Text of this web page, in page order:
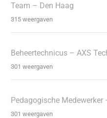
Team – Den Haag
315 weergaven
Beheertechnicus – AXS
301 weergaven
Pedagogische
301 weergaven